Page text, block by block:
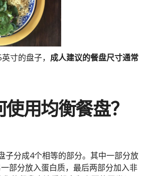
寸的盘子， 成人建议的餐盘尺寸通常
用均衡餐盘？
子分成4个相等的部分。其中一部分放
部分放入蛋白质，最后两部分加入非